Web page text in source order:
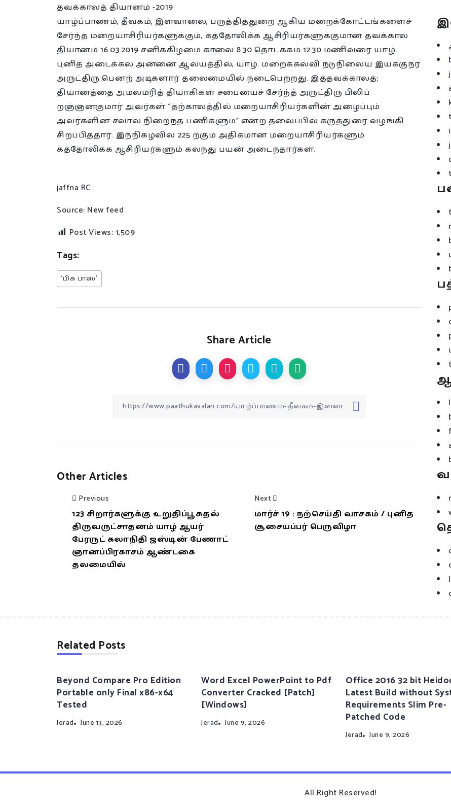
தவக்காலத் தியானம் -2019
யாழ்ப்பாணம், தீவகம், இளவாலை, பருத்தித்துறை ஆகிய மறைக்கோட்டங்களைச்
சேர்ந்த மறையாசிரியர்களுக்கும், கத்தோலிக்க ஆசிரியர்களுக்குமான தவக்கால
தியானம் 16.03.2019 சனிக்கிழமை காலை 8.30 தொடக்கம் 12.30 மணிவரை யாழ்.
புனித அடைக்கல அன்னை ஆலயத்தில், யாழ். மறைக்கல்வி நடுநிலைய இயக்குநர்
அருட்திரு பெனற் அடிகளார் தலைமையில் நடைபெற்றது. இத்தவக்காலத்;
தியானத்தை அமலமரித் தியாகிகள் சபையைச் சேர்ந்த் அருட்திரு பிலிப்
றஞ்ஞனகுமார் அவர்கள் “தற்காலத்தில் மறையாசிரியர்களின் அழைப்பும்
அவர்களின் சவால் நிறைந்த பணிகளும்” என்ற தலைப்பில் கருத்துரை வழங்கி
சிறப்பித்தார். இந்நிகழ்வில் 225 ற்கும் அதிகமான மறையாசிரியர்களும்
கத்தோலிக்க ஆசிரியர்களும் கலந்து பயன் அடைந்தார்கள்.
jaffna RC
Source: New feed
Post Views:1,509
Tags:
‘பிக் பாஸ்’
Share Article
Other Articles
Previous
123 சிறார்களுக்கு உறுதிப்பூசுதல்
திருவருட்சாதனம் யாழ் ஆயர்
பேரருட் கலாநிதி ஜஸ்டின் பேணாட்
ஞானப்பிரகாசம் ஆண்டகை
தலமையில்
Next
மார்ச் 19 : நற்செய்தி வாசகம் / புனித
சூசையப்பர் பெருவிழா
Related Posts
Beyond Compare Pro Edition
Portable only Final x86-x64
Tested
Jerad June 13, 2026
Word Excel PowerPoint to Pdf
Converter Cracked [Patch]
[Windows]
Jerad June 9, 2026
Office 2016 32 bit
Latest Build without
Requirements Slim Pre-
Patched Code
Jerad June 9, 2026
All Right Reserved!